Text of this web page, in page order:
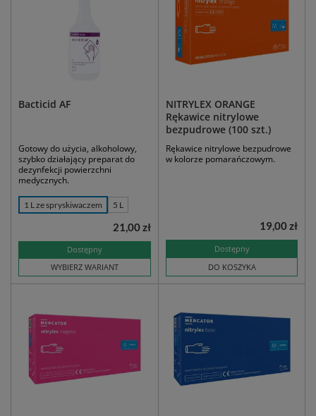
Bacticid AF
Gotowy do użycia, alkoholowy,
szybko działający preparat do
dezynfekcji powierzchni
medycznych.
1 L ze spryskiwaczem 5 L
Dostępny
WYBIERZ WARIANT
21,00 zł
NITRYLEX ORANGE
Rękawice nitrylowe
bezpudrowe (100 szt.)
Rękawice nitrylowe bezpudrowe
w kolorze pomarańczowym.
Dostępny
DO KOSZYKA
19,00 zł